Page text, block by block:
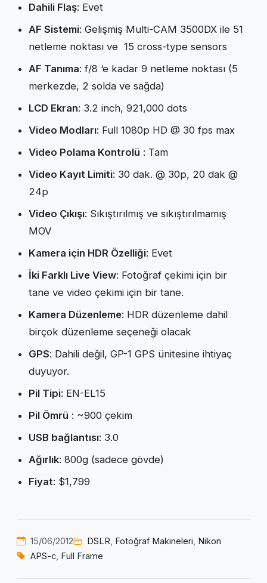
Dahili Flaş: Evet
AF Sistemi: Gelişmiş Multi-CAM 3500DX ile 51
netleme noktası ve 15 cross-type sensors
AF Tanıma: f/8 ‘e kadar 9 netleme noktası (5
merkezde, 2 solda ve sağda)
LCD Ekran: 3.2 inch, 921,000 dots
Video Modları: Full 1080p HD @ 30 fps max
Video Polama Kontrolü : Tam
Video Kayıt Limiti: 30 dak. @ 30p, 20 dak @
24p
Video Çıkışı: Sıkıştırılmış ve sıkıştırılmamış
MOV
Kamera için HDR Özelliği: Evet
İki Farklı Live View: Fotoğraf çekimi için bir
tane ve video çekimi için bir tane.
Kamera Düzenleme: HDR düzenleme dahil
birçok düzenleme seçeneği olacak
GPS: Dahili değil, GP-1 GPS ünitesine ihtiyaç
duyuyor.
Pil Tipi: EN-EL15
Pil Ömrü : ~900 çekim
USB bağlantısı: 3.0
Ağırlık: 800g (sadece gövde)
Fiyat: $1,799
15/06/2012 DSLR, Fotoğraf Makineleri, Nikon
APS-c, Full Frame